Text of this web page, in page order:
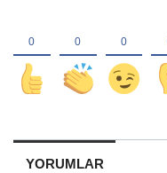
YORUMLAR